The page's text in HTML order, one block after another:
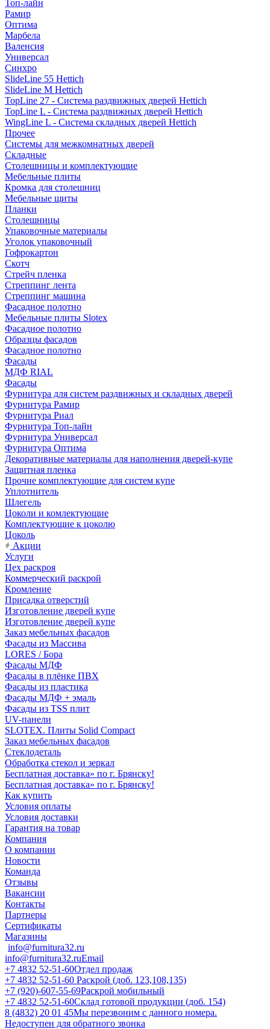
Топ-лайн
Рамир
Оптима
Марбела
Валенсия
Универсал
Синхро
SlideLine 55 Hettich
SlideLine M Hettich
TopLine 27 - Система раздвижных дверей Hettich
TopLine L - Система раздвижных дверей Hettich
WingLine L - Система складных дверей Hettich
Прочее
Системы для межкомнатных дверей
Складные
Столешницы и комплектующие
Мебельные плиты
Кромка для столешниц
Мебельные щиты
Планки
Столешницы
Упаковочные материалы
Уголок упаковочный
Гофрокартон
Скотч
Стрейч пленка
Стреппинг лента
Стреппинг машина
Фасадное полотно
Мебельные плиты Slotex
Фасадное полотно
Образцы фасадов
Фасадное полотно
Фасады
МДФ RIAL
Фасады
Фурнитура для систем раздвижных и складных дверей
Фурнитура Рамир
Фурнитура Риал
Фурнитура Топ-лайн
Фурнитура Универсал
Фурнитура Оптима
Декоративные материалы для наполнения дверей-купе
Защитная пленка
Прочие комплектующие для систем купе
Уплотнитель
Шлегель
Цоколи и комлектующие
Комплектующие к цоколю
Цоколь
Акции
Услуги
Цех раскроя
Коммерческий раскрой
Кромление
Присадка отверстий
Изготовление дверей купе
Изготовление дверей купе
Заказ мебельных фасадов
Фасады из Массива
LORES / Бора
Фасады МДФ
Фасады в плёнке ПВХ
Фасады из пластика
Фасады МДФ + эмаль
Фасады из TSS плит
UV-панели
SLOTEX. Плиты Solid Compact
Заказ мебельных фасадов
Стеклодеталь
Обработка стекол и зеркал
Бесплатная доставка» по г. Брянску!
Бесплатная доставка» по г. Брянску!
Как купить
Условия оплаты
Условия доставки
Гарантия на товар
Компания
О компании
Новости
Команда
Отзывы
Вакансии
Контакты
Партнеры
Сертификаты
Магазины
info@furnitura32.ru
info@furnitura32.ruEmail
+7 4832 52-51-60Отдел продаж
+7 4832 52-51-60 Раскрой (доб. 123,108,135)
+7 (920)-607-55-69Раскрой мобильный
+7 4832 52-51-60Склад готовой продукции (доб. 154)
8 (4832) 20 01 45Мы перезвоним с данного номера.
Недоступен для обратного звонка